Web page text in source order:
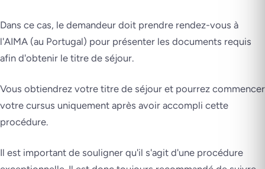
Dans ce cas, le demandeur doit prendre rendez-vous à
l'AIMA (au Portugal) pour présenter les documents requis
afin d'obtenir le titre de séjour.
Vous obtiendrez votre titre de séjour et pourrez commencer
votre cursus uniquement après avoir accompli cette
procédure.
Il est important de souligner qu'il s'agit d'une procédure